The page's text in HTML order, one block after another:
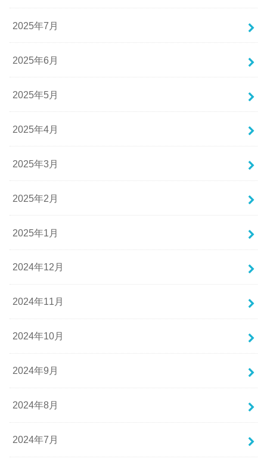
2025年7月
2025年6月
2025年5月
2025年4月
2025年3月
2025年2月
2025年1月
2024年12月
2024年11月
2024年10月
2024年9月
2024年8月
2024年7月